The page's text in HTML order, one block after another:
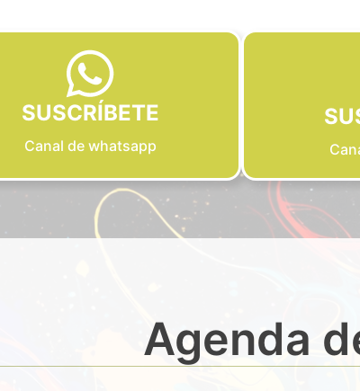
SUSCRÍBETE
Canal de whatsapp
Agenda